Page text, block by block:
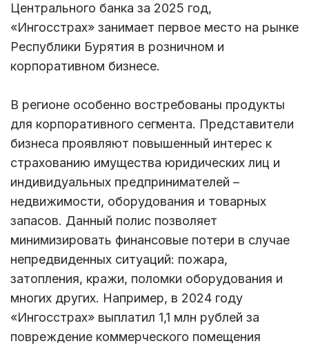
Центрального банка за 2025 год,
«Ингосстрах» занимает первое место на рынке
Республики Бурятия в розничном и
корпоративном бизнесе.
В регионе особенно востребованы продукты
для корпоративного сегмента. Представители
бизнеса проявляют повышенный интерес к
страхованию имущества юридических лиц и
индивидуальных предпринимателей –
недвижимости, оборудования и товарных
запасов. Данный полис позволяет
минимизировать финансовые потери в случае
непредвиденных ситуаций: пожара,
затопления, кражи, поломки оборудования и
многих других. Например, в 2024 году
«Ингосстрах» выплатил 1,1 млн рублей за
повреждение коммерческого помещения